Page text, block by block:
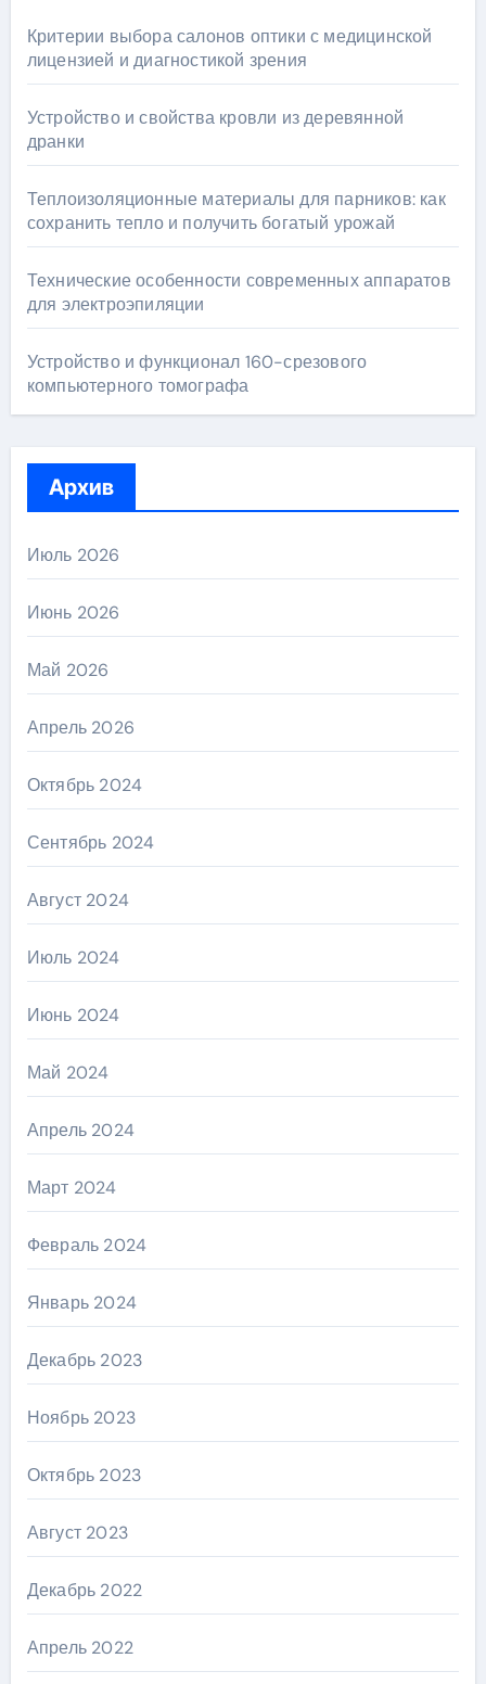
Критерии выбора салонов оптики с медицинской
лицензией и диагностикой зрения
Устройство и свойства кровли из деревянной
дранки
Теплоизоляционные материалы для парников: как
сохранить тепло и получить богатый урожай
Технические особенности современных аппаратов
для электроэпиляции
Устройство и функционал 160-срезового
компьютерного томографа
Архив
Июль 2026
Июнь 2026
Май 2026
Апрель 2026
Октябрь 2024
Сентябрь 2024
Август 2024
Июль 2024
Июнь 2024
Май 2024
Апрель 2024
Март 2024
Февраль 2024
Январь 2024
Декабрь 2023
Ноябрь 2023
Октябрь 2023
Август 2023
Декабрь 2022
Апрель 2022